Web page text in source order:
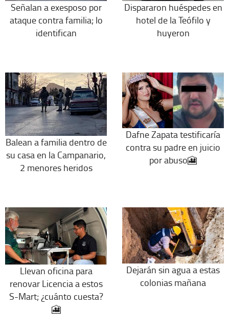
Señalan a exesposo por
ataque contra familia; lo
identifican
Dispararon huéspedes en
hotel de la Teófilo y
huyeron
Balean a familia dentro de
su casa en la Campanario,
2 menores heridos
Dafne Zapata testificaría
contra su padre en juicio
por abuso🎦
Llevan oficina para
renovar Licencia a estos
S-Mart; ¿cuánto cuesta?
🎦
Dejarán sin agua a estas
colonias mañana